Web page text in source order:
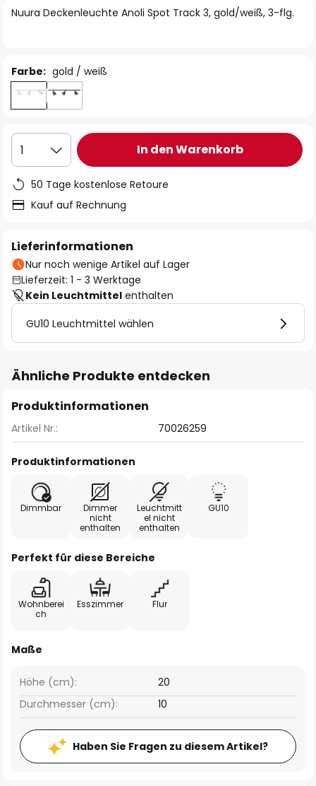
springen
Nuura Deckenleuchte Anoli Spot Track 3, gold/weiß, 3-flg.
Farbe: gold / weiß
1 In den Warenkorb
50 Tage kostenlose Retoure
Kauf auf Rechnung
Lieferinformationen
Nur noch wenige Artikel auf Lager
Lieferzeit: 1 - 3 Werktage
Kein Leuchtmittel enthalten
GU10 Leuchtmittel wählen
Ähnliche Produkte entdecken
Produktinformationen
Artikel Nr.: 70026259
Produktinformationen
Dimmbar
Dimmer
nicht
enthalten
Leuchtmitt
el nicht
enthalten
GU10
Perfekt für diese Bereiche
Wohnberei
ch
Esszimmer Flur
Maße
Höhe (cm):
20
Durchmesser (cm):
10
Haben Sie Fragen zu diesem Artikel?